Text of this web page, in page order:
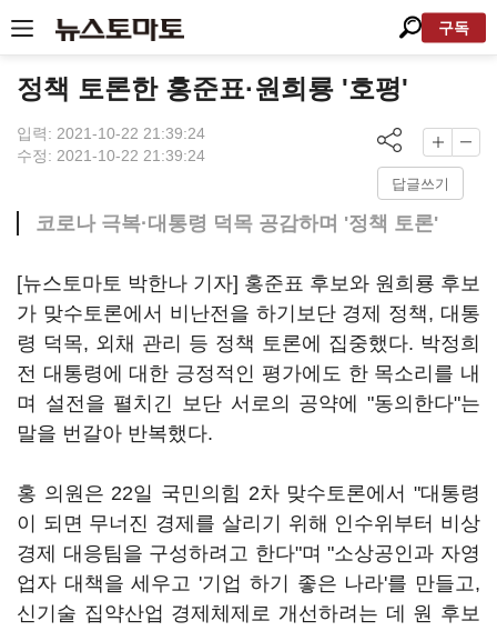
구독
정책 토론한 홍준표·원희룡 '호평'
입력: 2021-10-22 21:39:24
수정: 2021-10-22 21:39:24
답글쓰기
코로나 극복·대통령 덕목 공감하며 '정책 토론'
[뉴스토마토 박한나 기자] 홍준표 후보와 원희룡 후보
가 맞수토론에서 비난전을 하기보단 경제 정책, 대통
령 덕목, 외채 관리 등 정책 토론에 집중했다. 박정희
전 대통령에 대한 긍정적인 평가에도 한 목소리를 내
며 설전을 펼치긴 보단 서로의 공약에 "동의한다"는
말을 번갈아 반복했다.
홍 의원은 22일 국민의힘 2차 맞수토론에서 "대통령
이 되면 무너진 경제를 살리기 위해 인수위부터 비상
경제 대응팀을 구성하려고 한다"며 "소상공인과 자영
업자 대책을 세우고 '기업 하기 좋은 나라'를 만들고,
신기술 집약산업 경제체제로 개선하려는 데 원 후보